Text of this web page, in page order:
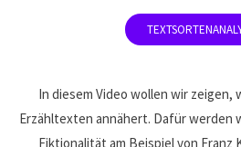
In diesem Video wollen wir zeigen,
Erzähltexten annähert. Dafür werden
Fiktionalität am Beispiel von Franz